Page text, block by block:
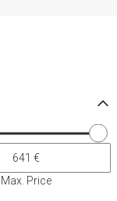
Max. Price